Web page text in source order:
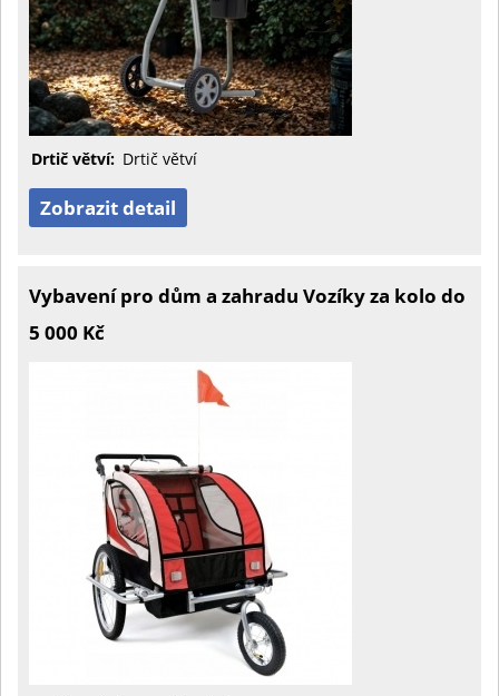
Drtič větví: Drtič větví
Zobrazit detail
Vybavení pro dům a zahradu Vozíky za kolo do
5 000 Kč